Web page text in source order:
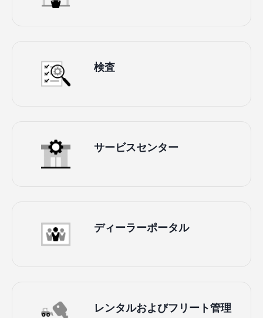
検査
サービスセンター
ディーラーポータル
レンタルおよびフリート管理